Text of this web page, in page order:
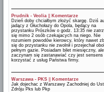
Prudnik - Veolia
Komentarze
Dzień doby chciałbym złożyć skargę. Dziś
jadący z Głuchołazy do Opola, będący na
przystanku Prószków o godz. 13:35 nie
się mimo 2 osób czekajacych na niego. Nie
rozumiem powodów kierowcy, który nawet
się do przystanku nie zwolnił i przejechał
pełnym gazie. Posiadam bilet miesięczny, ale
zaczynam się zastanawiać czy jest sensens
korzystać z usług Państwa firmy.
Warszawa - PKS
Komentarze
Jak dojechac z Warszawy Zachodniej do
Zdróju Pks lub Pkp